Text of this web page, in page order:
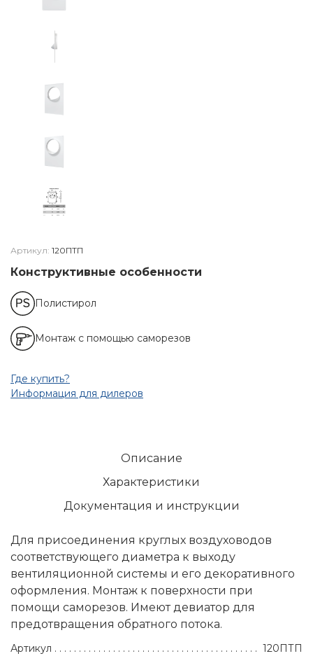
Артикул: 120ПТП
Конструктивные особенности
Полистирол
Монтаж с помощью саморезов
Где купить?
Информация для дилеров
Описание
Характеристики
Документация и инструкции
Для присоединения круглых воздуховодов
соответствующего диаметра к выходу
вентиляционной системы и его декоративного
оформления. Монтаж к поверхности при
помощи саморезов. Имеют девиатор для
предотвращения обратного потока.
Артикул
120ПТП